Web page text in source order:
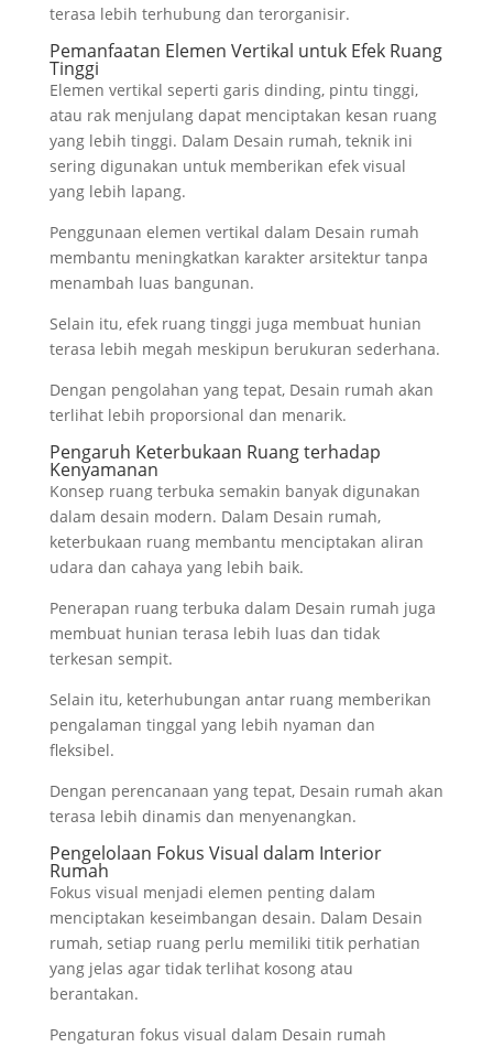
terasa lebih terhubung dan terorganisir.
Pemanfaatan Elemen Vertikal untuk Efek Ruang
Tinggi
Elemen vertikal seperti garis dinding, pintu tinggi,
atau rak menjulang dapat menciptakan kesan ruang
yang lebih tinggi. Dalam Desain rumah, teknik ini
sering digunakan untuk memberikan efek visual
yang lebih lapang.
Penggunaan elemen vertikal dalam Desain rumah
membantu meningkatkan karakter arsitektur tanpa
menambah luas bangunan.
Selain itu, efek ruang tinggi juga membuat hunian
terasa lebih megah meskipun berukuran sederhana.
Dengan pengolahan yang tepat, Desain rumah akan
terlihat lebih proporsional dan menarik.
Pengaruh Keterbukaan Ruang terhadap
Kenyamanan
Konsep ruang terbuka semakin banyak digunakan
dalam desain modern. Dalam Desain rumah,
keterbukaan ruang membantu menciptakan aliran
udara dan cahaya yang lebih baik.
Penerapan ruang terbuka dalam Desain rumah juga
membuat hunian terasa lebih luas dan tidak
terkesan sempit.
Selain itu, keterhubungan antar ruang memberikan
pengalaman tinggal yang lebih nyaman dan
fleksibel.
Dengan perencanaan yang tepat, Desain rumah akan
terasa lebih dinamis dan menyenangkan.
Pengelolaan Fokus Visual dalam Interior
Rumah
Fokus visual menjadi elemen penting dalam
menciptakan keseimbangan desain. Dalam Desain
rumah, setiap ruang perlu memiliki titik perhatian
yang jelas agar tidak terlihat kosong atau
berantakan.
Pengaturan fokus visual dalam Desain rumah